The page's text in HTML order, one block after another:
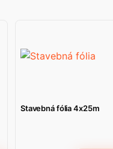
Stavebná fólia 4x25m